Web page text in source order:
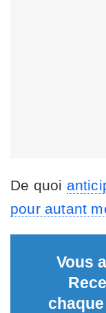
De quoi
pour autant
Vous